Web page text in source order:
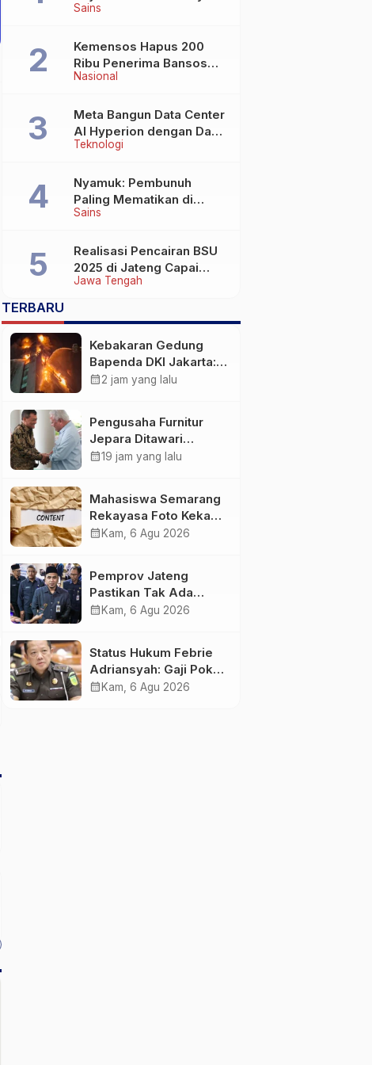
Sains
Wafat di Usia Lebih dari
Nasional
Kemensos Hapus 200
Ribu Penerima Bansos
yang Terlibat Judol
Teknologi
Meta Bangun Data Center
AI Hyperion dengan Daya
Komputasi 5 GW, Saingi
Sains
Nyamuk: Pembunuh
Paling Mematikan di
Dunia yang Tak Terlihat
Jawa Tengah
Realisasi Pencairan BSU
2025 di Jateng Capai
69,2 Persen
TERBARU
Kebakaran Gedung
Bapenda DKI Jakarta:
20 Unit Pemadam dan
Kencang Jadi
Tantangan
calendar_month2 jam yang lalu
Pengusaha Furnitur
Jepara Ditawari
Perluasan Pangsa
calendar_month19 jam yang lalu
Mahasiswa Semarang
Rekayasa Foto Kekasih
Jadi Konten Cabul
calendar_month Kam, 6 Agu 2026
Pemprov Jateng
Pastikan Tak Ada
Kendala Pembayaran
Transfer ke Daerah
calendar_month Kam, 6 Agu 2026
Status Hukum Febrie
Adriansyah: Gaji Pokok
50 Persen Tetap
calendar_month Kam, 6 Agu 2026